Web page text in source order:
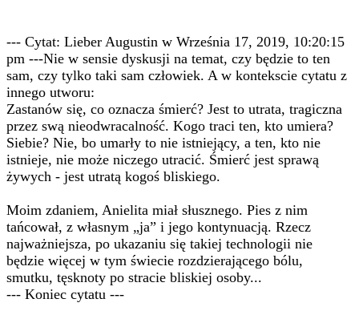
--- Cytat: Lieber Augustin w Września 17, 2019, 10:20:15
pm ---Nie w sensie dyskusji na temat, czy będzie to ten
sam, czy tylko taki sam człowiek. A w kontekscie cytatu z
innego utworu:
Zastanów się, co oznacza śmierć? Jest to utrata, tragiczna
przez swą nieodwracalność. Kogo traci ten, kto umiera?
Siebie? Nie, bo umarły to nie istniejący, a ten, kto nie
istnieje, nie może niczego utracić. Śmierć jest sprawą
żywych - jest utratą kogoś bliskiego.
Moim zdaniem, Anielita miał słusznego. Pies z nim
tańcował, z własnym „ja” i jego kontynuacją. Rzecz
najważniejsza, po ukazaniu się takiej technologii nie
będzie więcej w tym świecie rozdzierającego bólu,
smutku, tęsknoty po stracie bliskiej osoby...
--- Koniec cytatu ---